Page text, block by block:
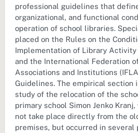
professional guidelines that
organizational, and functional
operation of school libraries.
placed on the Rules on the
Implementation of Library Activity
and the International Federation
Associations and Institutions
Guidelines. The empirical section
study of the relocation of the
primary school Simon Jenko
not take place directly from the
premises, but occurred in several